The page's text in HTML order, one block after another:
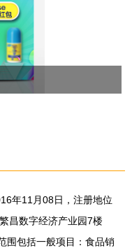
年11月08日，注册地位
昌数字经济产业园7楼
围包括一般项目：食品销